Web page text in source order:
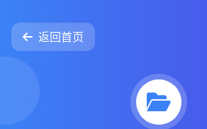
返回首页